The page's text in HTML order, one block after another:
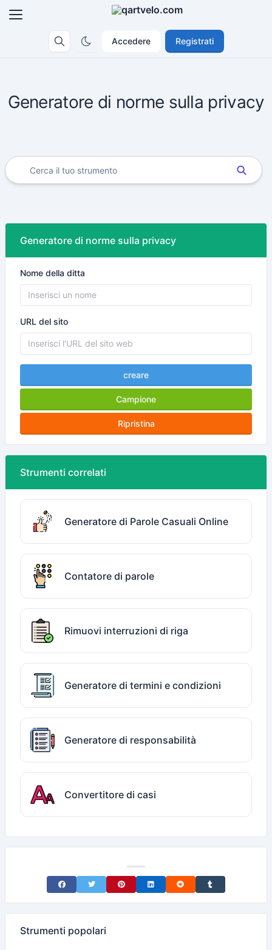
Accedere Registrati
Generatore di norme sulla privacy
Generatore di norme sulla privacy
Nome della ditta
URL del sito
creare
Campione
Ripristina
Strumenti correlati
Generatore di Parole Casuali Online
Contatore di parole
Rimuovi interruzioni di riga
Generatore di termini e condizioni
Generatore di responsabilità
Convertitore di casi
Share on Facebook
Share on TwitterShare on Pinterest
Share on LinkedIn
Share on RedditShare on Tumblr
Strumenti popolari